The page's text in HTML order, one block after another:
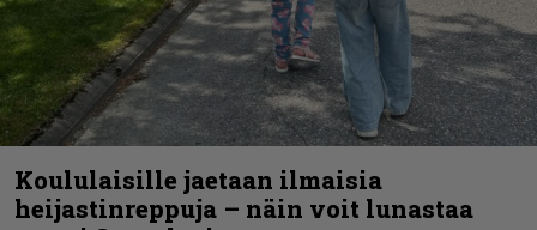
Koululaisille jaetaan ilmaisia
heijastinreppuja – näin voit lunastaa